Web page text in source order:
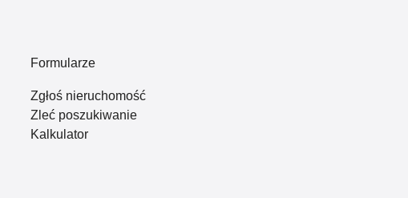
Formularze
Zgłoś nieruchomość
Zleć poszukiwanie
Kalkulator